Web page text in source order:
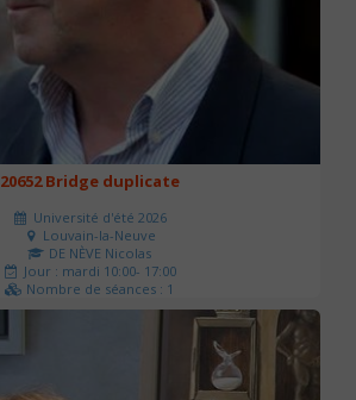
20652 Bridge duplicate
Université d'été 2026
Louvain-la-Neuve
DE NÈVE Nicolas
Jour : mardi 10:00- 17:00
Nombre de séances : 1
50 €